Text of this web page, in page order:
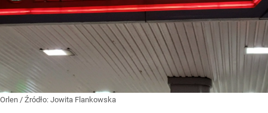
Orlen / Źródło: Jowita Flankowska